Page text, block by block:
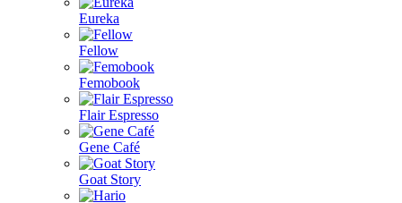
Eureka
Fellow
Femobook
Flair Espresso
Gene Café
Goat Story